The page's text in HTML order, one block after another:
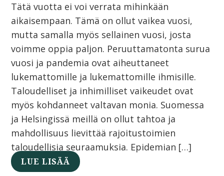
Tätä vuotta ei voi verrata mihinkään
aikaisempaan. Tämä on ollut vaikea vuosi,
mutta samalla myös sellainen vuosi, josta
voimme oppia paljon. Peruuttamatonta surua
vuosi ja pandemia ovat aiheuttaneet
lukemattomille ja lukemattomille ihmisille.
Taloudelliset ja inhimilliset vaikeudet ovat
myös kohdanneet valtavan monia. Suomessa
ja Helsingissä meillä on ollut tahtoa ja
mahdollisuus lievittää rajoitustoimien
taloudellisia seuraamuksia. Epidemian […]
LUE LISÄÄ